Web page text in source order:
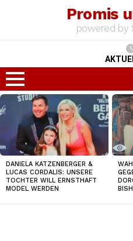
Promis
powered by
Menu
TOP
NEWS
DANIELA KATZENBERGER &
LUCAS CORDALIS: UNSERE
TOCHTER WILL ERNSTHAFT
MODEL WERDEN